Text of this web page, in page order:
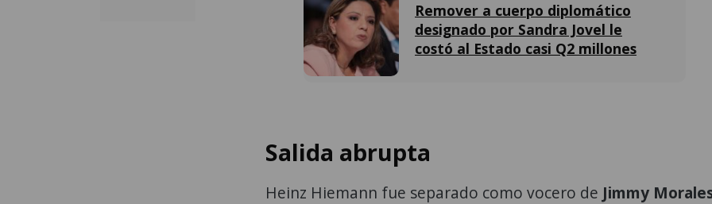
Remover a cuerpo diplomático
designado por Sandra Jovel le
costó al Estado casi Q2 millones
Salida abrupta
Heinz Hiemann fue separado como vocero de Jimmy